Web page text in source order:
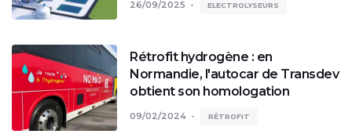
26/09/2025 ELECTROLYSEURS
Rétrofit hydrogène : en
Normandie, l'autocar de Transdev
obtient son homologation
09/02/2024 RÉTROFIT